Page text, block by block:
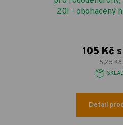
20l - obohacený
105 Kč
5,25
Detail